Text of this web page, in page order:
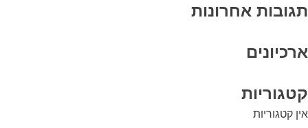
תגובות אחרונות
ארכיונים
קטגוריות
אין קטגוריות